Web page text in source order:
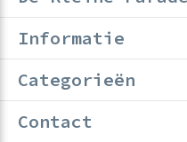
Informatie
Categorieën
Contact